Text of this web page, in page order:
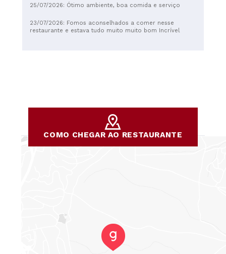
25/07/2026: Ótimo ambiente, boa comida e serviço
23/07/2026: Fomos aconselhados a comer nesse
restaurante e estava tudo muito muito bom Incrível
COMO CHEGAR AO RESTAURANTE